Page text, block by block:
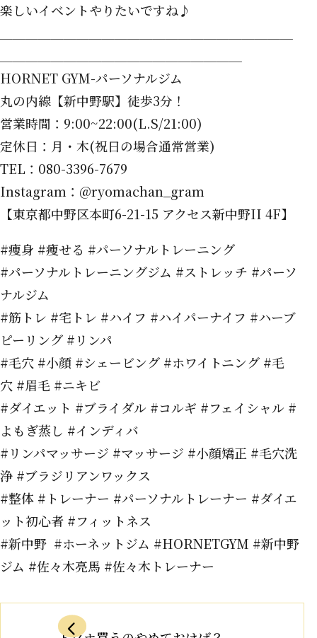
楽しいイベントやりたいですね♪
HORNET GYM-パーソナルジム
丸の内線【新中野駅】徒歩3分！
営業時間：9:00~22:00(L.S/21:00)
定休日：月・木(祝日の場合通常営業)
TEL：080-3396-7679
Instagram：@ryomachan_gram
【東京都中野区本町6-21-15 アクセス新中野II 4F】
#痩身 #痩せる #パーソナルトレーニング
#パーソナルトレーニングジム #ストレッチ #パーソ
ナルジム
#筋トレ #宅トレ #ハイフ #ハイパーナイフ #ハーブ
ピーリング #リンパ
#毛穴 #小顔 #シェービング #ホワイトニング #毛
穴 #眉毛 #ニキビ
#ダイエット #ブライダル #コルギ #フェイシャル #
よもぎ蒸し #インディバ
#リンパマッサージ #マッサージ #小顔矯正 #毛穴洗
浄 #ブラジリアンワックス
#整体 #トレーナー #パーソナルトレーナー #ダイエ
ット初心者 #フィットネス
#新中野 #ホーネットジム #HORNETGYM #新中野
ジム #佐々木亮馬 #佐々木トレーナー